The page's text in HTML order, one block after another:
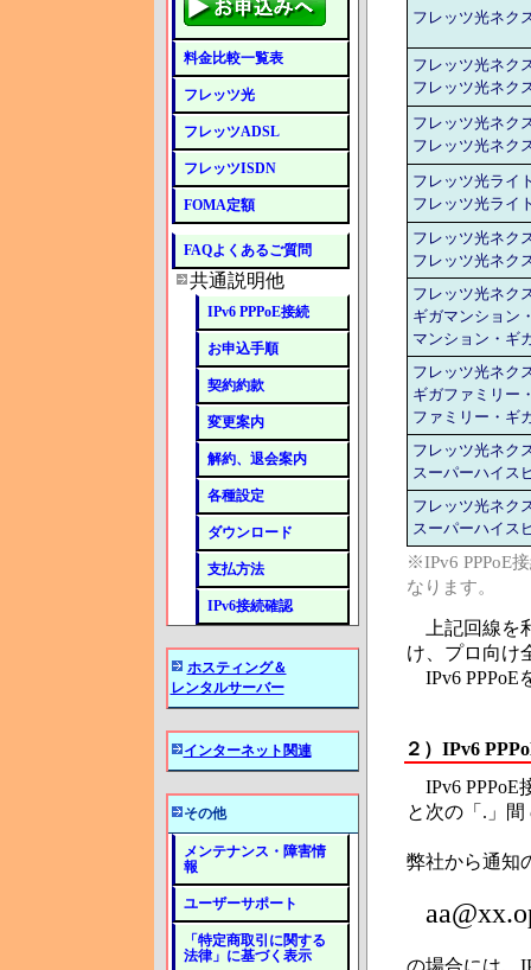
フレッツ光ネク
フレッツ光ネク
フレッツ光ネク
フレッツ光ネク
フレッツ光ネク
フレッツ光ライ
フレッツ光ライ
フレッツ光ネク
フレッツ光ネク
フレッツ光ネク
ギガマンション
マンション・ギ
フレッツ光ネク
ギガファミリー
ファミリー・ギ
フレッツ光ネク
スーパーハイス
フレッツ光ネク
スーパーハイス
※IPv6 PPPoE
なります。
上記回線を
け、プロ向け
IPv6 PPPoE
２） IPv6
IPv6 PPPoE
と次の「.」
弊社から通知
料金比較一覧表
フレッツ光
フレッツADSL
フレッツISDN
FOMA定額
FAQよくあるご質問
共通説明他
IPv6 PPPoE接続
お申込手順
契約約款
変更案内
解約、退会案内
各種設定
ダウンロード
支払方法
IPv6接続確認
ホスティング＆
レンタルサーバー
インターネット関連
その他
メンテナンス・障害情
報
ユーザーサポート
「特定商取引に関する
法律」に基づく表示